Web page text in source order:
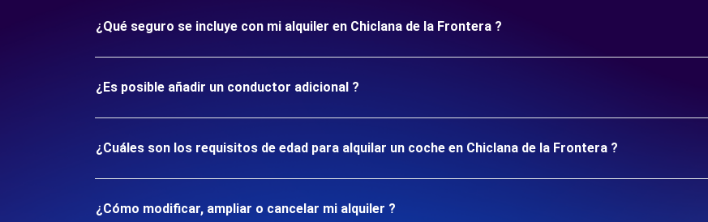
¿Qué seguro se incluye con mi alquiler en Chiclana de la Frontera ?
¿Es posible añadir un conductor adicional ?
¿Cuáles son los requisitos de edad para alquilar un coche en Chiclana de la Frontera ?
¿Cómo modificar, ampliar o cancelar mi alquiler ?